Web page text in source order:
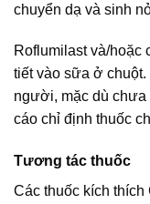
chuyển dạ và sinh
Roflumilast và/hoặc
tiết vào sữa ở
người, mặc dù
cáo chỉ định thuốc
Tương tác thuốc
Các thuốc kích